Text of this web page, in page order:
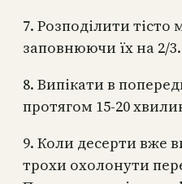
7. Розподілити
заповнюючи їх на 2/3.
8. Випікати в
протягом 15-20
9. Коли десерти вже
трохи охолонути